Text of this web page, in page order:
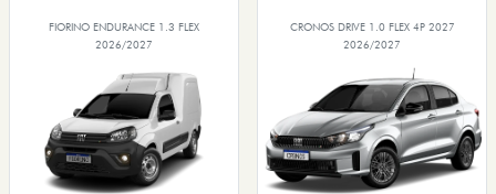
FIORINO ENDURANCE 1.3 FLEX
2026/2027
CRONOS DRIVE 1.0 FLEX 4P 2027
2026/2027